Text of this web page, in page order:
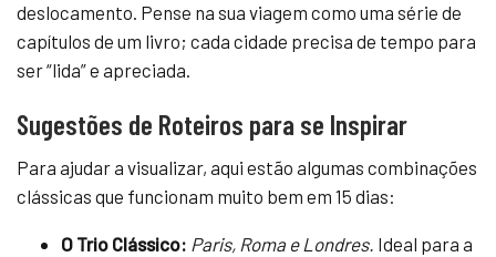
deslocamento. Pense na sua viagem como uma série de
capítulos de um livro; cada cidade precisa de tempo para
ser “lida” e apreciada.
Sugestões de Roteiros para se Inspirar
Para ajudar a visualizar, aqui estão algumas combinações
clássicas que funcionam muito bem em 15 dias:
O Trio Clássico: Paris, Roma e Londres. Ideal para a